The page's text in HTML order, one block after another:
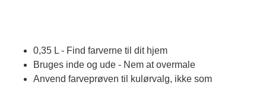
0,35 L - Find farverne til dit hjem
Bruges inde og ude - Nem at overmale
Anvend farveprøven til kulørvalg, ikke som